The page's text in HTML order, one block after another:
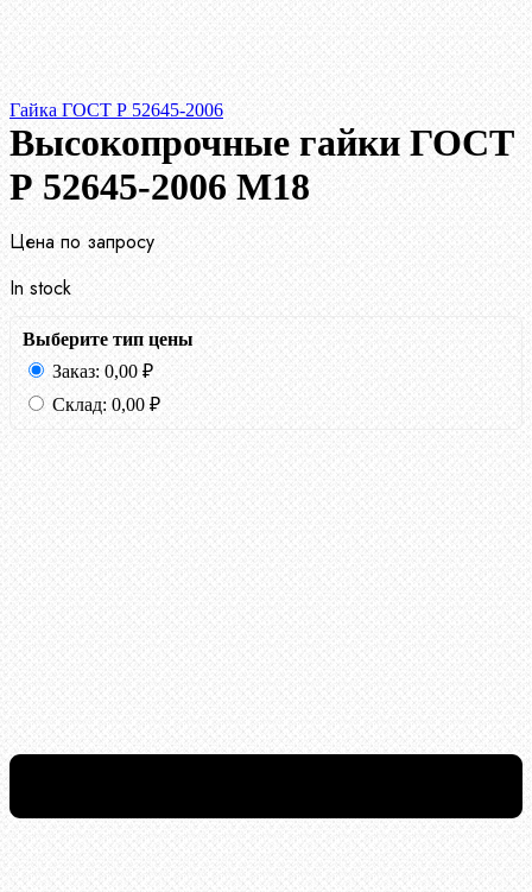
Гайка ГОСТ Р 52645-2006
Высокопрочные гайки ГОСТ
Р 52645-2006 М18
Цена по запросу
In stock
Выберите тип цены
Заказ: 0,00 ₽
Склад: 0,00 ₽